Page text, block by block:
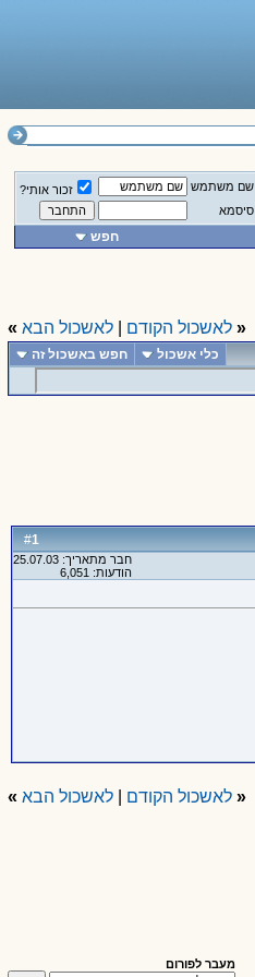
שם משתמש
זכור אותי?
סיסמא
חפש
« לאשכול הקודם לאשכול הבא »
כלי אשכול חפש באשכול זה
#
1
חבר מתאריך: 25.07.03
הודעות: 6,051
« לאשכול הקודם |לאשכול הבא »
מעבר לפורום